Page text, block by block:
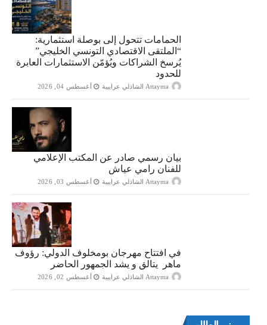
الحمامات تتحول إلى بوصلة استثمارية:
“الملتقى الاقتصادي التونسي الخليجي”
يُرسخ الشراكات ويُؤمّن الاستثمارات العابرة
للحدود
Attayma الشاذلي عرايبية أغسطس 04, 2026
بيان رسمي صادر عن المكتب الإعلامي
للفنان رامي عياش
Attayma الشاذلي عرايبية أغسطس 03, 2026
في افتتاح مهرجان بومخلوف الدولي: رؤوف
ماهر يتالق و يشد الجمهور الحاضر
Attayma الشاذلي عرايبية أغسطس 02, 2026